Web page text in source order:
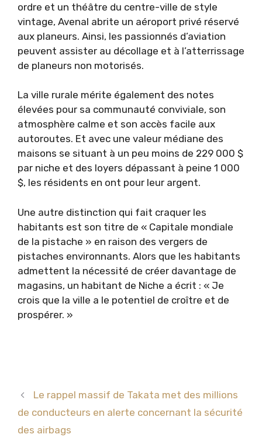
ordre et un théâtre du centre-ville de style
vintage, Avenal abrite un aéroport privé réservé
aux planeurs. Ainsi, les passionnés d’aviation
peuvent assister au décollage et à l’atterrissage
de planeurs non motorisés.
La ville rurale mérite également des notes
élevées pour sa communauté conviviale, son
atmosphère calme et son accès facile aux
autoroutes. Et avec une valeur médiane des
maisons se situant à un peu moins de 229 000 $
par niche et des loyers dépassant à peine 1 000
$, les résidents en ont pour leur argent.
Une autre distinction qui fait craquer les
habitants est son titre de « Capitale mondiale
de la pistache » en raison des vergers de
pistaches environnants. Alors que les habitants
admettent la nécessité de créer davantage de
magasins, un habitant de Niche a écrit : « Je
crois que la ville a le potentiel de croître et de
prospérer. »
Le rappel massif de Takata met des millions
de conducteurs en alerte concernant la sécurité
des airbags